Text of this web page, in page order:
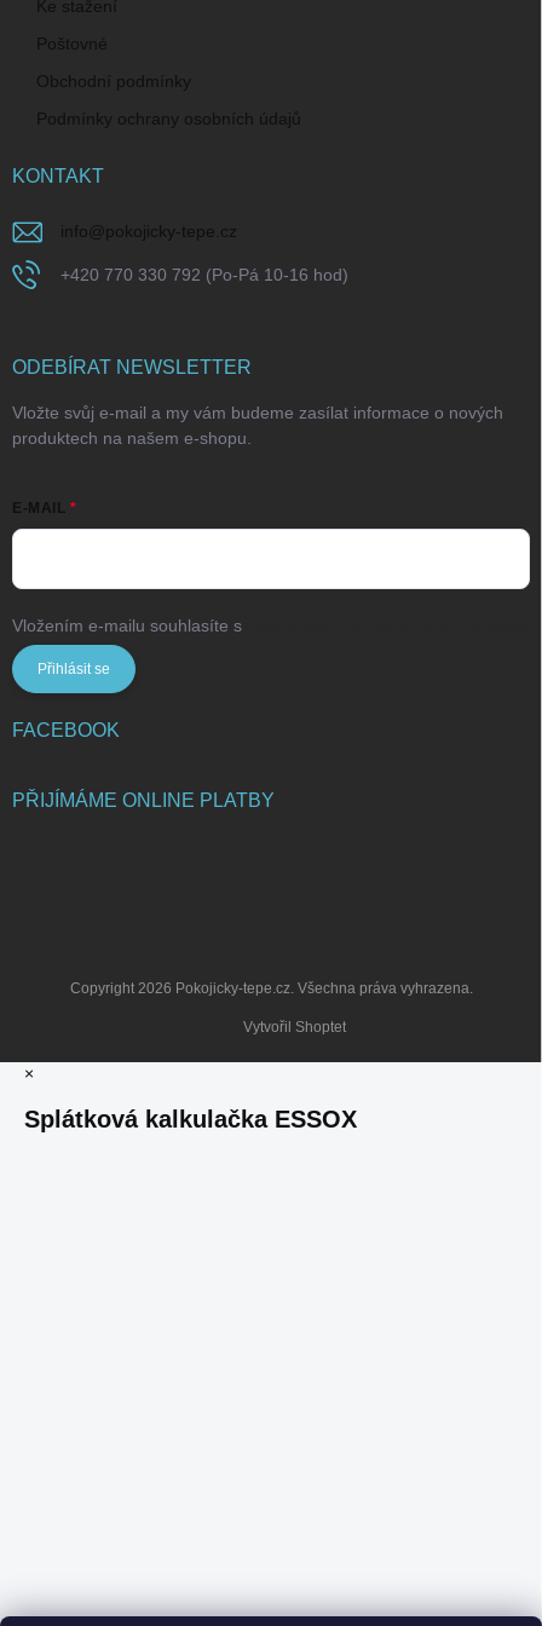
Ke stažení
Poštovné
Obchodní podmínky
Podmínky ochrany osobních údajů
KONTAKT
info@pokojicky-tepe.cz
+420 770 330 792 (Po-Pá 10-16 hod)
ODEBÍRAT NEWSLETTER
Vložte svůj e-mail a my vám budeme zasílat informace o nových
produktech na našem e-shopu.
E-MAIL
Vložením e-mailu souhlasíte s
Přihlásit se
FACEBOOK
PŘIJÍMÁME ONLINE PLATBY
Vytvořil Shoptet
Copyright 2026 Pokojicky-tepe.cz. Všechna práva vyhrazena.
×
Splátková kalkulačka ESSOX